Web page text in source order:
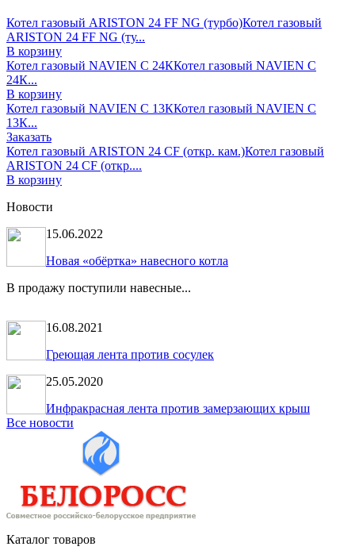
Котел газовый ARISTON 24 FF NG (турбо)Котел газовый
ARISTON 24 FF NG (ту...
В корзину
Котел газовый NAVIEN С 24ККотел газовый NAVIEN С
24К...
В корзину
Котел газовый NAVIEN С 13ККотел газовый NAVIEN С
13К...
Заказать
Котел газовый ARISTON 24 CF (откр. кам.)Котел газовый
ARISTON 24 CF (откр....
В корзину
Новости
15.06.2022
Новая «обёртка» навесного котла
В продажу поступили навесные...
16.08.2021
Греющая лента против сосулек
25.05.2020
Инфракрасная лента против замерзающих крыш
Все новости
Каталог товаров